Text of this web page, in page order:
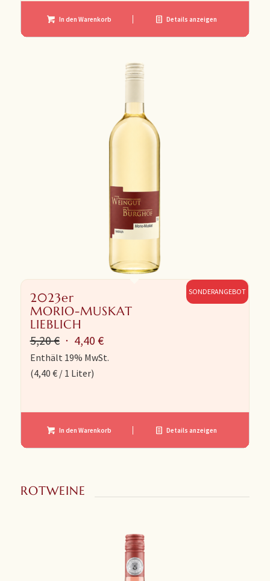
In den Warenkorb Details anzeigen
2023er
MORIO-MUSKAT
LIEBLICH
5,20€ Ursprünglicher
Preis
war:
4,40 €Aktueller
Preis
Enthält 19% MwSt.
(4,40 €/ 1 Liter)
SONDERANGEBOT
In den Warenkorb Details anzeigen
ROTWEINE